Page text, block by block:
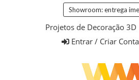
Showroom: entrega
Projetos de Decoração 3D
Entrar / Criar Conta